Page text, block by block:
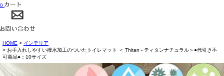
0
HOME
インテリア
お手入れしやすい撥水加工のついたトイレマット ＜ Thitan - ティタンナチュラル＞●代引き不
可商品●：10サイズ